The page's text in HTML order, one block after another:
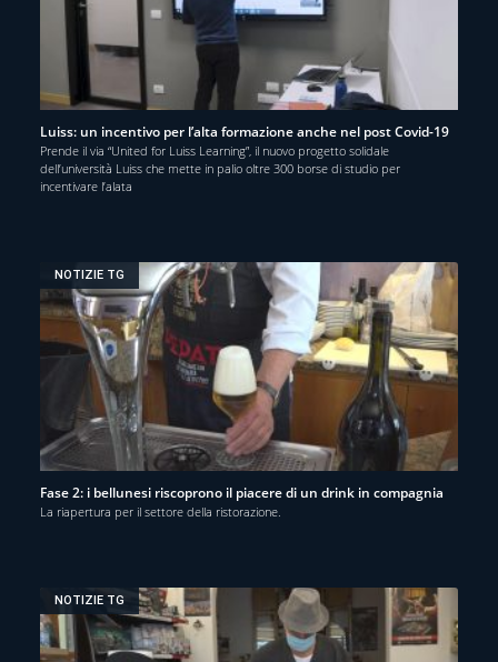
Luiss: un incentivo per l’alta formazione anche nel post Covid-19
Prende il via “United for Luiss Learning”, il nuovo progetto solidale
dell’università Luiss che mette in palio oltre 300 borse di studio per
incentivare l’alata
NOTIZIE TG
Fase 2: i bellunesi riscoprono il piacere di un drink in compagnia
La riapertura per il settore della ristorazione.
NOTIZIE TG